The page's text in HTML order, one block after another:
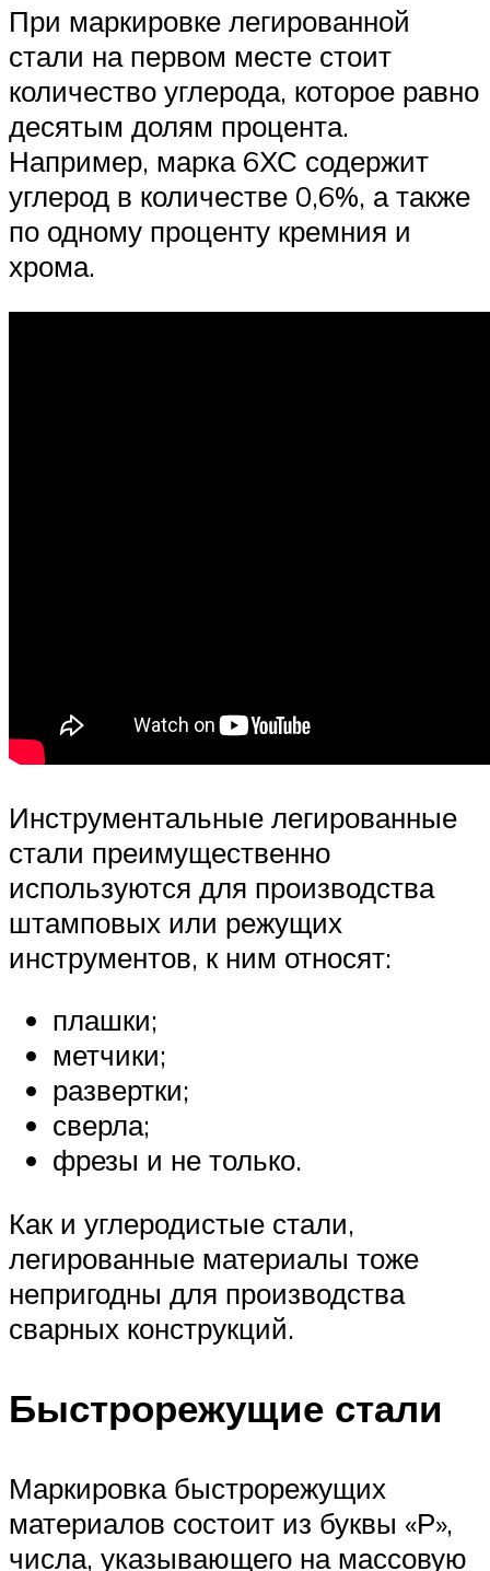
При маркировке легированной
стали на первом месте стоит
количество углерода, которое равно
десятым долям процента.
Например, марка 6ХС содержит
углерод в количестве 0,6%, а также
по одному проценту кремния и
хрома.
Инструментальные легированные
стали преимущественно
используются для производства
штамповых или режущих
инструментов, к ним относят:
плашки;
метчики;
развертки;
сверла;
фрезы и не только.
Как и углеродистые стали,
легированные материалы тоже
непригодны для производства
сварных конструкций.
Быстрорежущие стали
Маркировка быстрорежущих
материалов состоит из буквы «Р»,
числа, указывающего на массовую